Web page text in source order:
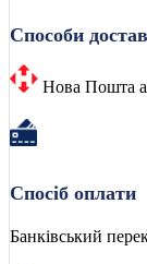
Способи
Нова Пошта
Спосіб оплати
Банківський